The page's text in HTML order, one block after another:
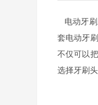
电动牙
套电动牙
不仅可以
选择牙刷